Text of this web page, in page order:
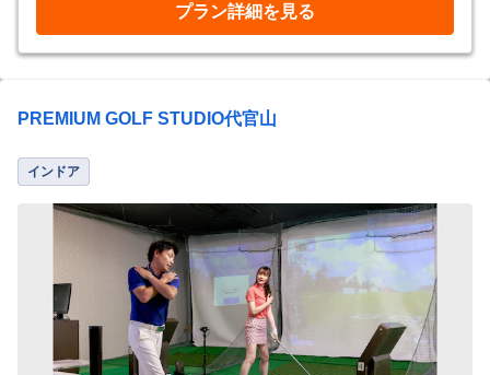
プラン詳細を見る
PREMIUM GOLF STUDIO代官山
インドア